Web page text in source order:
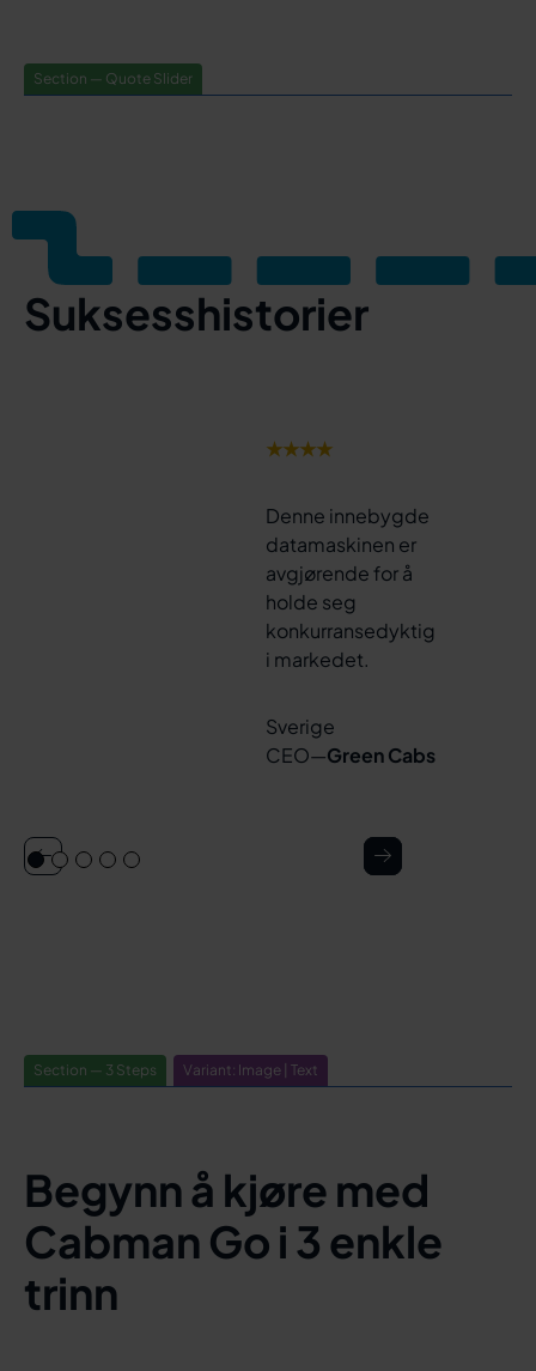
Section — Quote Slider
Suksesshistorier
★★★★
Denne innebygde
datamaskinen er
avgjørende for å
holde seg
konkurransedyktig
i markedet.
Sverige
CEO—Green Cabs
Section — 3 Steps Variant: Image | Text
Begynn å kjøre med
Cabman Go i 3 enkle
trinn